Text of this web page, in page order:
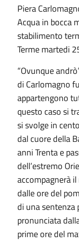
Piera
Acqua in bocca
stabilimento
Terme martedi
“Ovunque
di Carlomagno
appartengono
questo caso si
si svolge in
dal cuore della
anni Trenta e
dell’estremo
accompagnerà
dalle ore del
di una sentenza
pronunciata
prime ore del